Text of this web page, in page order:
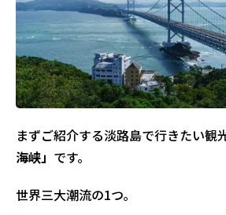
まずご紹介する淡路島で行きたい観
海峡」 です。
世界三大潮流の1つ。